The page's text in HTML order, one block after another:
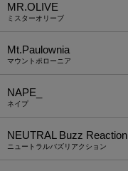
MR.OLIVE
ミスターオリーブ
Mt.Paulownia
マウントポローニア
NAPE_
ネイプ
NEUTRAL Buzz Reaction
ニュートラルバズリアクション